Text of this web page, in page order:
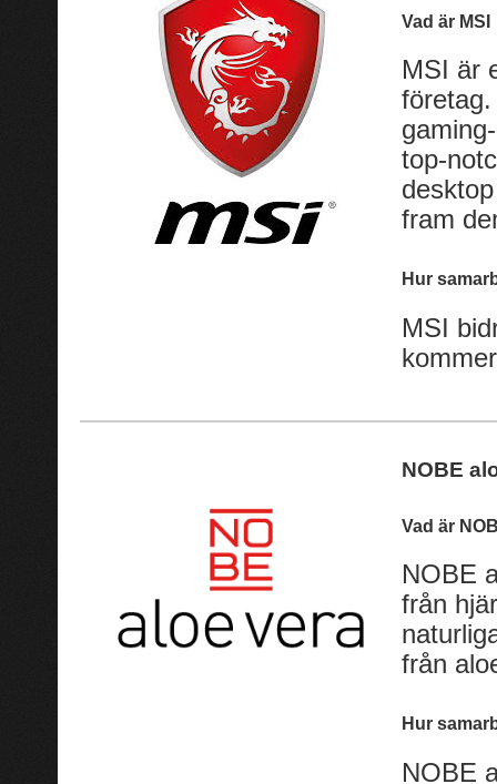
Vad är MSI
MSI är
top-
fram
Hur
MSI
NOBE
Vad är
NOBE
från
från
Hur
NOBE